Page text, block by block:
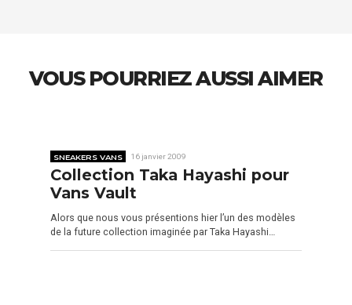
VOUS POURRIEZ AUSSI AIMER
SNEAKERS VANS 16 janvier 2009
Collection Taka Hayashi pour
Vans Vault
Alors que nous vous présentions hier l’un des modèles
de la future collection imaginée par Taka Hayashi…